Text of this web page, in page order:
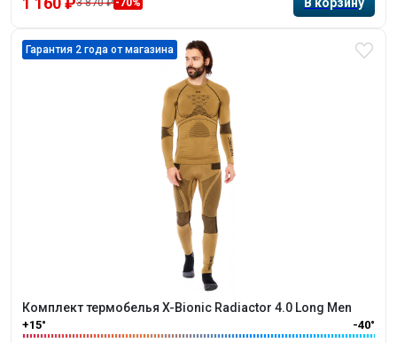
3 870 ₽ -70%
Гарантия 2 года от магазина
Комплект термобелья X-Bionic Radiactor 4.0 Long Men
+15° -40°